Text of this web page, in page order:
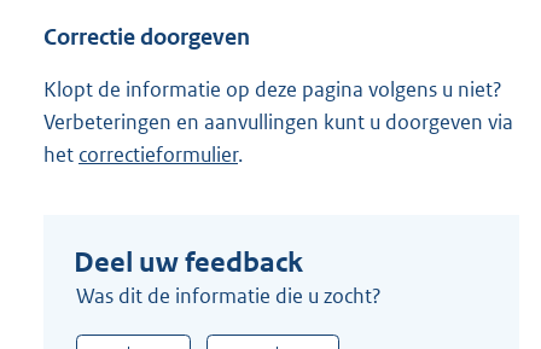
Correctie doorgeven
Klopt de informatie op deze pagina volgens u niet?
Verbeteringen en aanvullingen kunt u doorgeven via
het correctieformulier.
Deel uw feedback
Was dit de informatie die u zocht?